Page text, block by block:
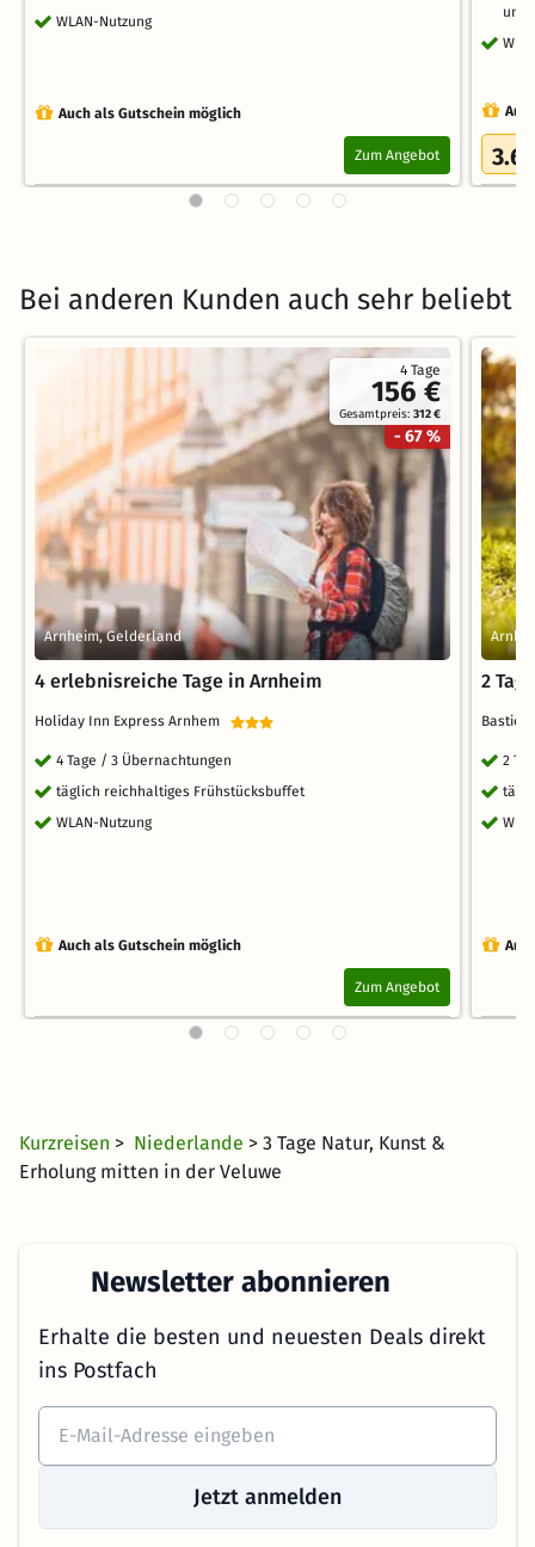
WLAN-Nutzung
Auch als Gutschein möglich
Zum Angebot
und
3.6
Bei anderen Kunden auch sehr beliebt
4 Tage
156 €
Gesamtpreis:312 €
- 67 %
Arnheim, Gelderland
4 erlebnisreiche Tage in Arnheim
Holiday Inn Express Arnhem
4 Tage / 3 Übernachtungen
täglich reichhaltiges Frühstücksbuffet
WLAN-Nutzung
Auch als Gutschein möglich
Zum Angebot
2
2
Kurzreisen > Niederlande > 3 Tage Natur, Kunst &
Erholung mitten in der Veluwe
Newsletter abonnieren
Erhalte die besten und neuesten Deals direkt
ins Postfach
Jetzt anmelden